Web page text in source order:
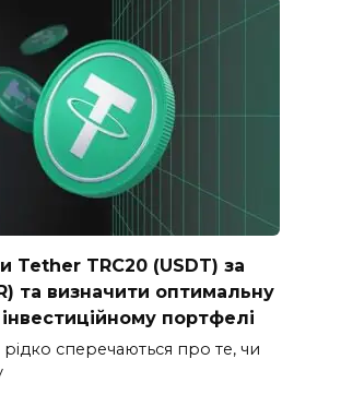
Tether TRC20 (USDT) за
та визначити оптимальну
портфелі
рідко сперечаються про те, чи